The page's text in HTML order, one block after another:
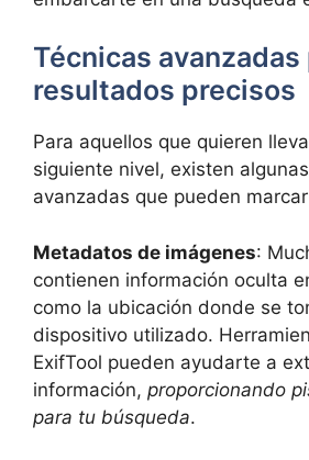
Técnicas avanzadas
resultados precisos
Para aquellos que quieren
siguiente nivel, existen
avanzadas que pueden
Metadatos de imágenes:
contienen información oculta
como la ubicación donde se
dispositivo utilizado.
ExifTool pueden ayudarte a
información, proporcionando
para tu búsqueda.